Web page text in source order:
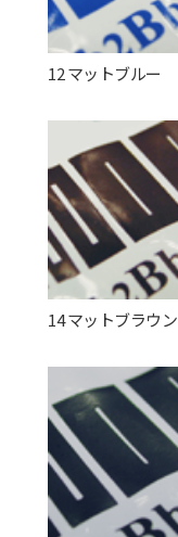
12 マットブルー
14 マットブラウン